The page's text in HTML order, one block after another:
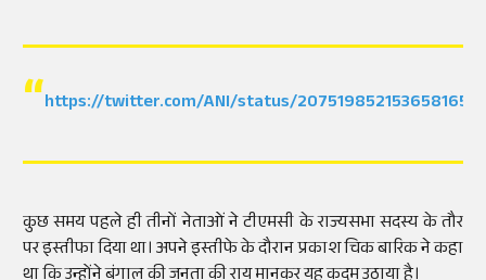
https://twitter.com/ANI/status/2075198521536581655
कुछ समय पहले ही तीनों नेताओं ने टीएमसी के राज्यसभा सदस्य के तौर
पर इस्तीफा दिया था। अपने इस्तीफे के दौरान प्रकाश चिक बारिक ने कहा